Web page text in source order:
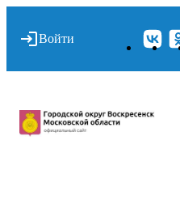
Войти